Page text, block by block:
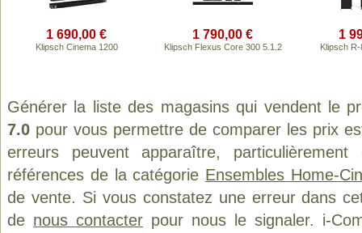
1 690,00 €
Klipsch Cinema 1200
1 790,00 €
Klipsch Flexus Core 300 5.1.2
1
Klipsch
Générer la liste des magasins qui vendent le
7.0 pour vous permettre de comparer les prix
erreurs peuvent apparaître,
références de la catégorie Ensembles Home-
de vente. Si vous constatez une erreur dans
de nous contacter pour nous le signaler. i-